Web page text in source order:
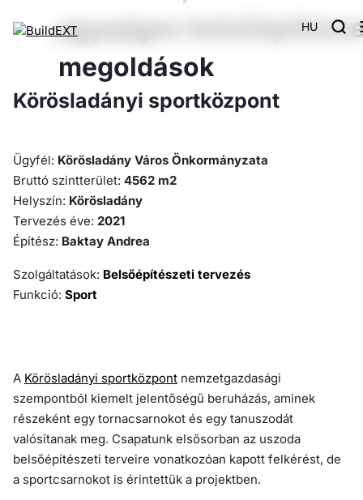
HU
egységes
megoldások
Főoldal
Körösladányi sportközpont
Ügyfél: Körösladány Város Önkormányzata
Bruttó szintterület: 4562 m2
Helyszín: Körösladány
Tervezés éve: 2021
Építész: Baktay Andrea
Szolgáltatások: Belsőépítészeti tervezés
Funkció: Sport
A Körösladányi sportközpont nemzetgazdasági
szempontból kiemelt jelentőségű beruházás, aminek
részeként egy tornacsarnokot és egy tanuszodát
valósítanak meg. Csapatunk elsősorban az uszoda
belsőépítészeti terveire vonatkozóan kapott felkérést, de
a sportcsarnokot is érintettük a projektben.